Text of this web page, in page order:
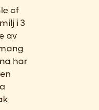
of
i 3
av
har